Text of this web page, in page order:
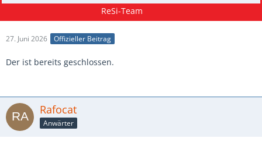
27. Juni 2026 Offizieller Beitrag
Der ist bereits geschlossen.
Rafocat
Anwärter